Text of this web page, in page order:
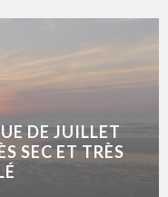
DE JUILLET
SEC ET TRÈS